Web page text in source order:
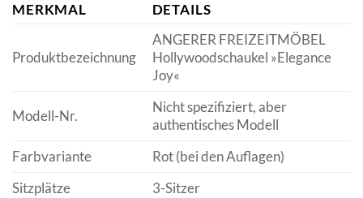
MERKMAL DETAILS
Produktbezeichnung
ANGERER FREIZEITMÖBEL
Hollywoodschaukel »Elegance
Joy«
Modell-Nr.
Nicht spezifiziert, aber
authentisches Modell
Farbvariante
Rot (bei den Auflagen)
Sitzplätze
3-Sitzer